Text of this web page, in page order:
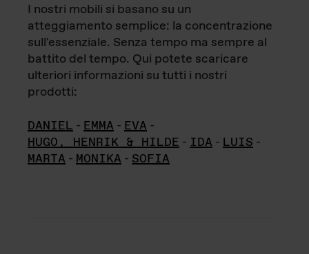
I nostri mobili si basano su un
atteggiamento semplice: la concentrazione
sull'essenziale. Senza tempo ma sempre al
battito del tempo. Qui potete scaricare
ulteriori informazioni su tutti i nostri
prodotti:
DANIEL - EMMA - EVA -
HUGO, HENRIK & HILDE - IDA - LUIS -
MARTA - MONIKA - SOFIA